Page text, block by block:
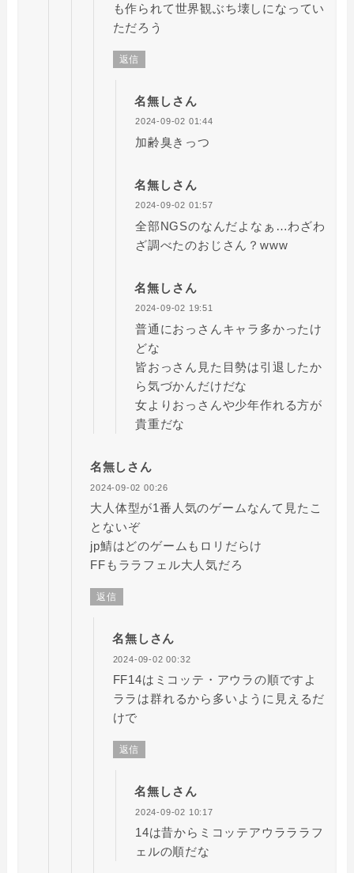
も作られて世界観ぶち壊しになってい
ただろう
返信
名無しさん
2024-09-02 01:44
加齢臭きっつ
名無しさん
2024-09-02 01:57
全部NGSのなんだよなぁ…わざわ
ざ調べたのおじさん？www
名無しさん
2024-09-02 19:51
普通におっさんキャラ多かったけ
どな
皆おっさん見た目勢は引退したか
ら気づかんだけだな
女よりおっさんや少年作れる方が
貴重だな
名無しさん
2024-09-02 00:26
大人体型が1番人気のゲームなんて見たこ
とないぞ
jp鯖はどのゲームもロリだらけ
FFもララフェル大人気だろ
返信
名無しさん
2024-09-02 00:32
FF14はミコッテ・アウラの順ですよ
ララは群れるから多いように見えるだ
けで
返信
名無しさん
2024-09-02 10:17
14は昔からミコッテアウラララフ
ェルの順だな